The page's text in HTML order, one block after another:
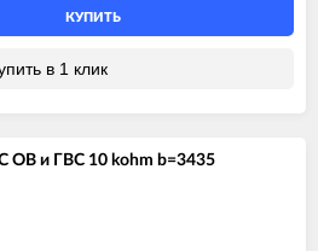
КУПИТЬ
в 1 клик
ОВ и ГВС 10 kohm b=3435